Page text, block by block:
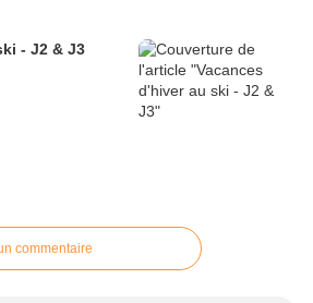
- J2 & J3
commentaire